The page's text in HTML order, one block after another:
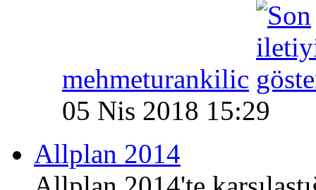
mehmeturankilic
05 Nis 2018 15:29
Allplan 2014